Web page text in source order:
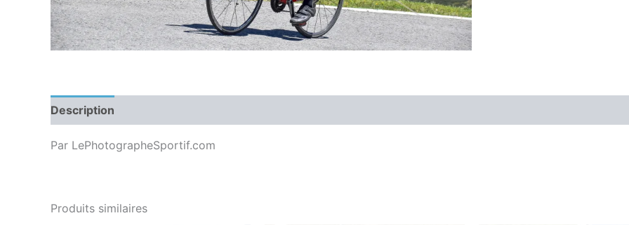
Description
Par LePhotographeSportif.com
Produits similaires